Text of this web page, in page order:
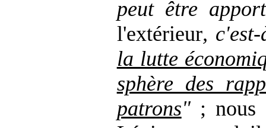
peut être
l'extérieur,
la lutte
sphère des
patrons" ; nous